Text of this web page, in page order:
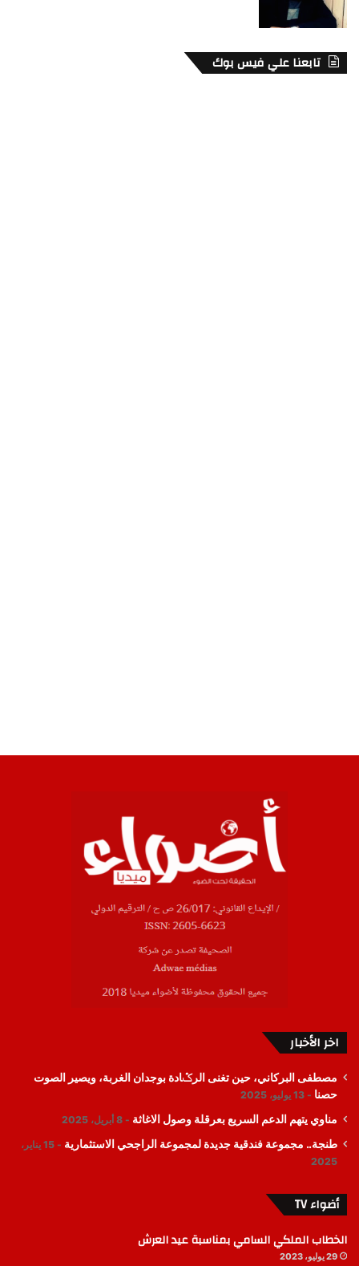
تابعنا علي فيس بوك
اخر الأخبار
مصطفى البركاني، حين تغنى الرݣادة بوجدان الغربة، ويصير الصوت
حصنا
13 يوليو، 2025
مناوي يتهم الدعم السريع بعرقلة وصول الاغاثة 8 أبريل، 2025
طنجة.. مجموعة فندقية جديدة لمجموعة الراجحي الاستثمارية
15 يناير،
2025
أضواء TV
الخطاب الملكي السامي بمناسبة عيد العرش
29 يوليو، 2023